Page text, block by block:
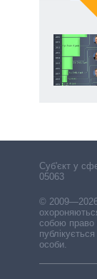
Cуб'єкт у
05063
©
собою право
особи.